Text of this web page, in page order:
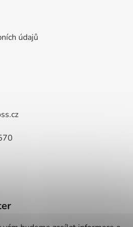
údajů